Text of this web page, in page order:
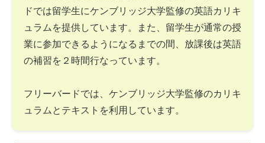
ドでは留学生にケンブリッジ大学監修の英語カリキ
ュラムを提供しています。また、留学生が通常の授
業に参加できるようになるまでの間、放課後は英語
の補習を２時間行なっています。
フリーバードでは、ケンブリッジ大学監修のカリキ
ュラムとテキストを利用しています。